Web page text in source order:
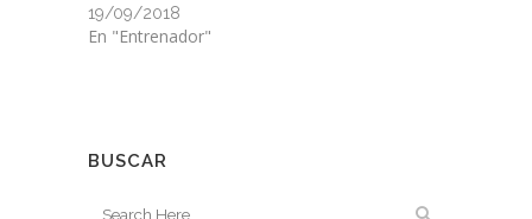
19/09/2018
En "Entrenador"
BUSCAR